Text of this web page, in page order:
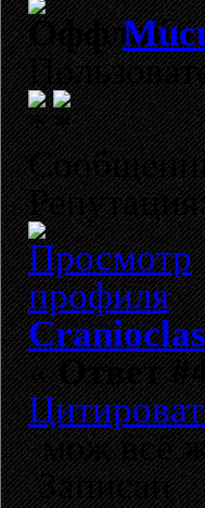
«Ответ
мож всё
Записан